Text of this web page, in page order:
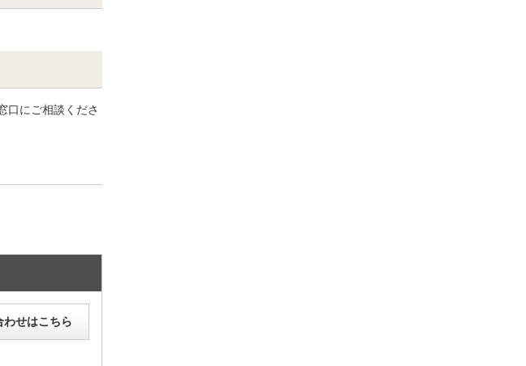
口にご相談くださ
わせはこちら